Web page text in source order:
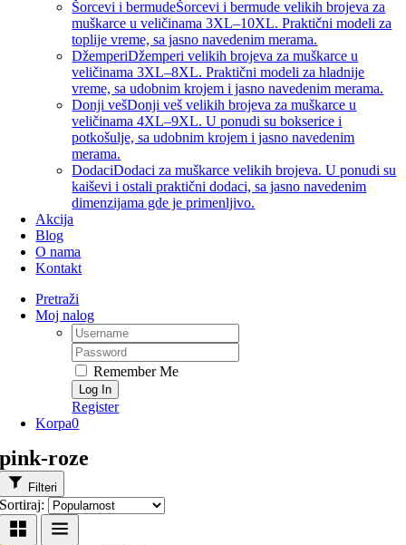
Šorcevi i bermudeŠorcevi i bermude velikih brojeva za
muškarce u veličinama 3XL–10XL. Praktični modeli za
toplije vreme, sa jasno navedenim merama.
DžemperiDžemperi velikih brojeva za muškarce u
veličinama 3XL–8XL. Praktični modeli za hladnije
vreme, sa udobnim krojem i jasno navedenim merama.
Donji vešDonji veš velikih brojeva za muškarce u
veličinama 4XL–9XL. U ponudi su bokserice i
potkošulje, sa udobnim krojem i jasno navedenim
merama.
DodaciDodaci za muškarce velikih brojeva. U ponudi su
kaiševi i ostali praktični dodaci, sa jasno navedenim
dimenzijama gde je primenljivo.
Akcija
Blog
O nama
Kontakt
Pretraži
Moj nalog
Username:
Password:
Remember Me
Register
Korpa0
pink-roze
Filteri
Sortiraj: